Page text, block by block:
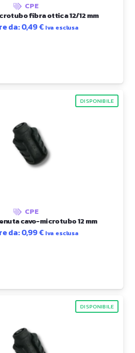
CPE
fibra ottica 12/12 mm
da:0,49€ Iva esclusa
DISPONIBILE
CPE
cavo-microtubo 12 mm
da:0,99€ Iva esclusa
DISPONIBILE